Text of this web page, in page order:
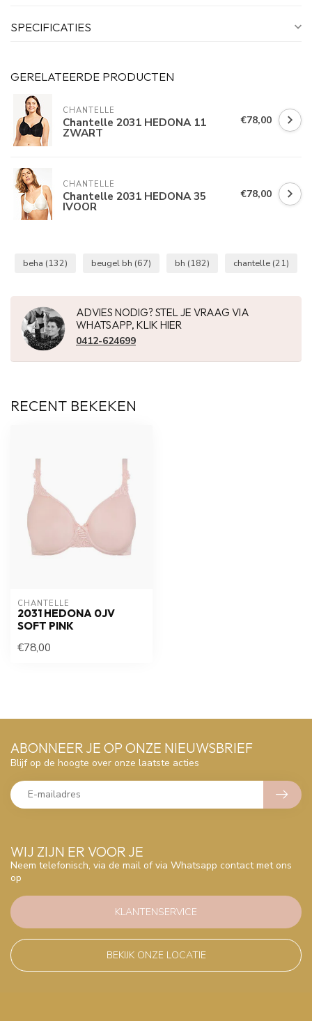
SPECIFICATIES
GERELATEERDE PRODUCTEN
CHANTELLE
Chantelle 2031 HEDONA 11
ZWART
€78,00
CHANTELLE
Chantelle 2031 HEDONA 35
IVOOR
€78,00
beha (132) beugel bh (67) bh (182) chantelle (21)
ADVIES NODIG? STEL JE VRAAG VIA
WHATSAPP, KLIK HIER
0412-624699
RECENT BEKEKEN
CHANTELLE
2031 HEDONA 0JV
SOFT PINK
€78,00
WIJ ZIJN ER VOOR JE
Neem telefonisch, via de mail of via Whatsapp contact met ons
op
KLANTENSERVICE
BEKIJK ONZE LOCATIE
ABONNEER JE OP ONZE NIEUWSBRIEF
Blijf op de hoogte over onze laatste acties